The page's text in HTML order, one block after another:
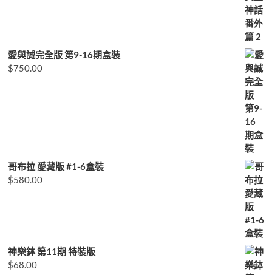
愛與誠完全版 第9-16期盒裝
$750.00
哥布拉 愛藏版 #1-6盒裝
$580.00
神樂鉢 第11期 特裝版
$68.00